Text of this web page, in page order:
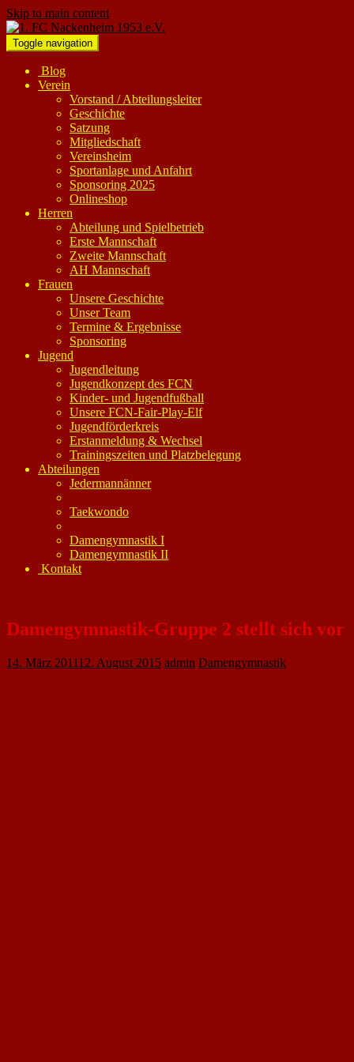
Skip to main content
Toggle navigation
Blog
Verein
Vorstand / Abteilungsleiter
Geschichte
Satzung
Mitgliedschaft
Vereinsheim
Sportanlage und Anfahrt
Sponsoring 2025
Onlineshop
Herren
Abteilung und Spielbetrieb
Erste Mannschaft
Zweite Mannschaft
AH Mannschaft
Frauen
Unsere Geschichte
Unser Team
Termine & Ergebnisse
Sponsoring
Jugend
Jugendleitung
Jugendkonzept des FCN
Kinder- und Jugendfußball
Unsere FCN-Fair-Play-Elf
Jugendförderkreis
Erstanmeldung & Wechsel
Trainingszeiten und Platzbelegung
Abteilungen
Jedermannänner
Taekwondo
Damengymnastik I
Damengymnastik II
Kontakt
Damengymnastik-Gruppe 2 stellt sich vor
14. März 201112. August 2015 admin Damengymnastik